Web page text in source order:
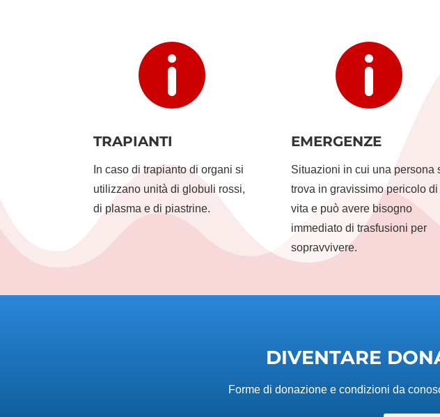

TRAPIANTI
In caso di trapianto di organi si
utilizzano unità di globuli rossi,
di plasma e di piastrine.

EMERGENZE
Situazioni in cui una persona
trova in gravissimo pericolo di
vita e può avere bisogno
immediato di trasfusioni per
sopravvivere.
DIVENTARE
Forme di donazione e condizioni da